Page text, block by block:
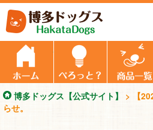
【2025年】年
ホーム ぺろっと
博多ドッグス【公式サイト】 >
【
らせ。